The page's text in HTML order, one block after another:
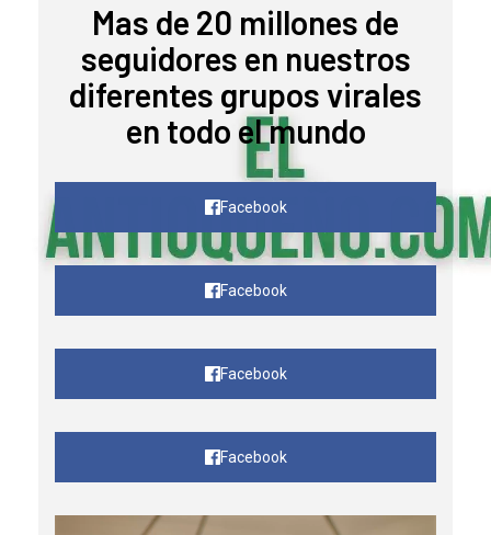
Mas de 20 millones de
seguidores en nuestros
diferentes grupos virales
en todo el mundo
Facebook
Facebook
Facebook
Facebook